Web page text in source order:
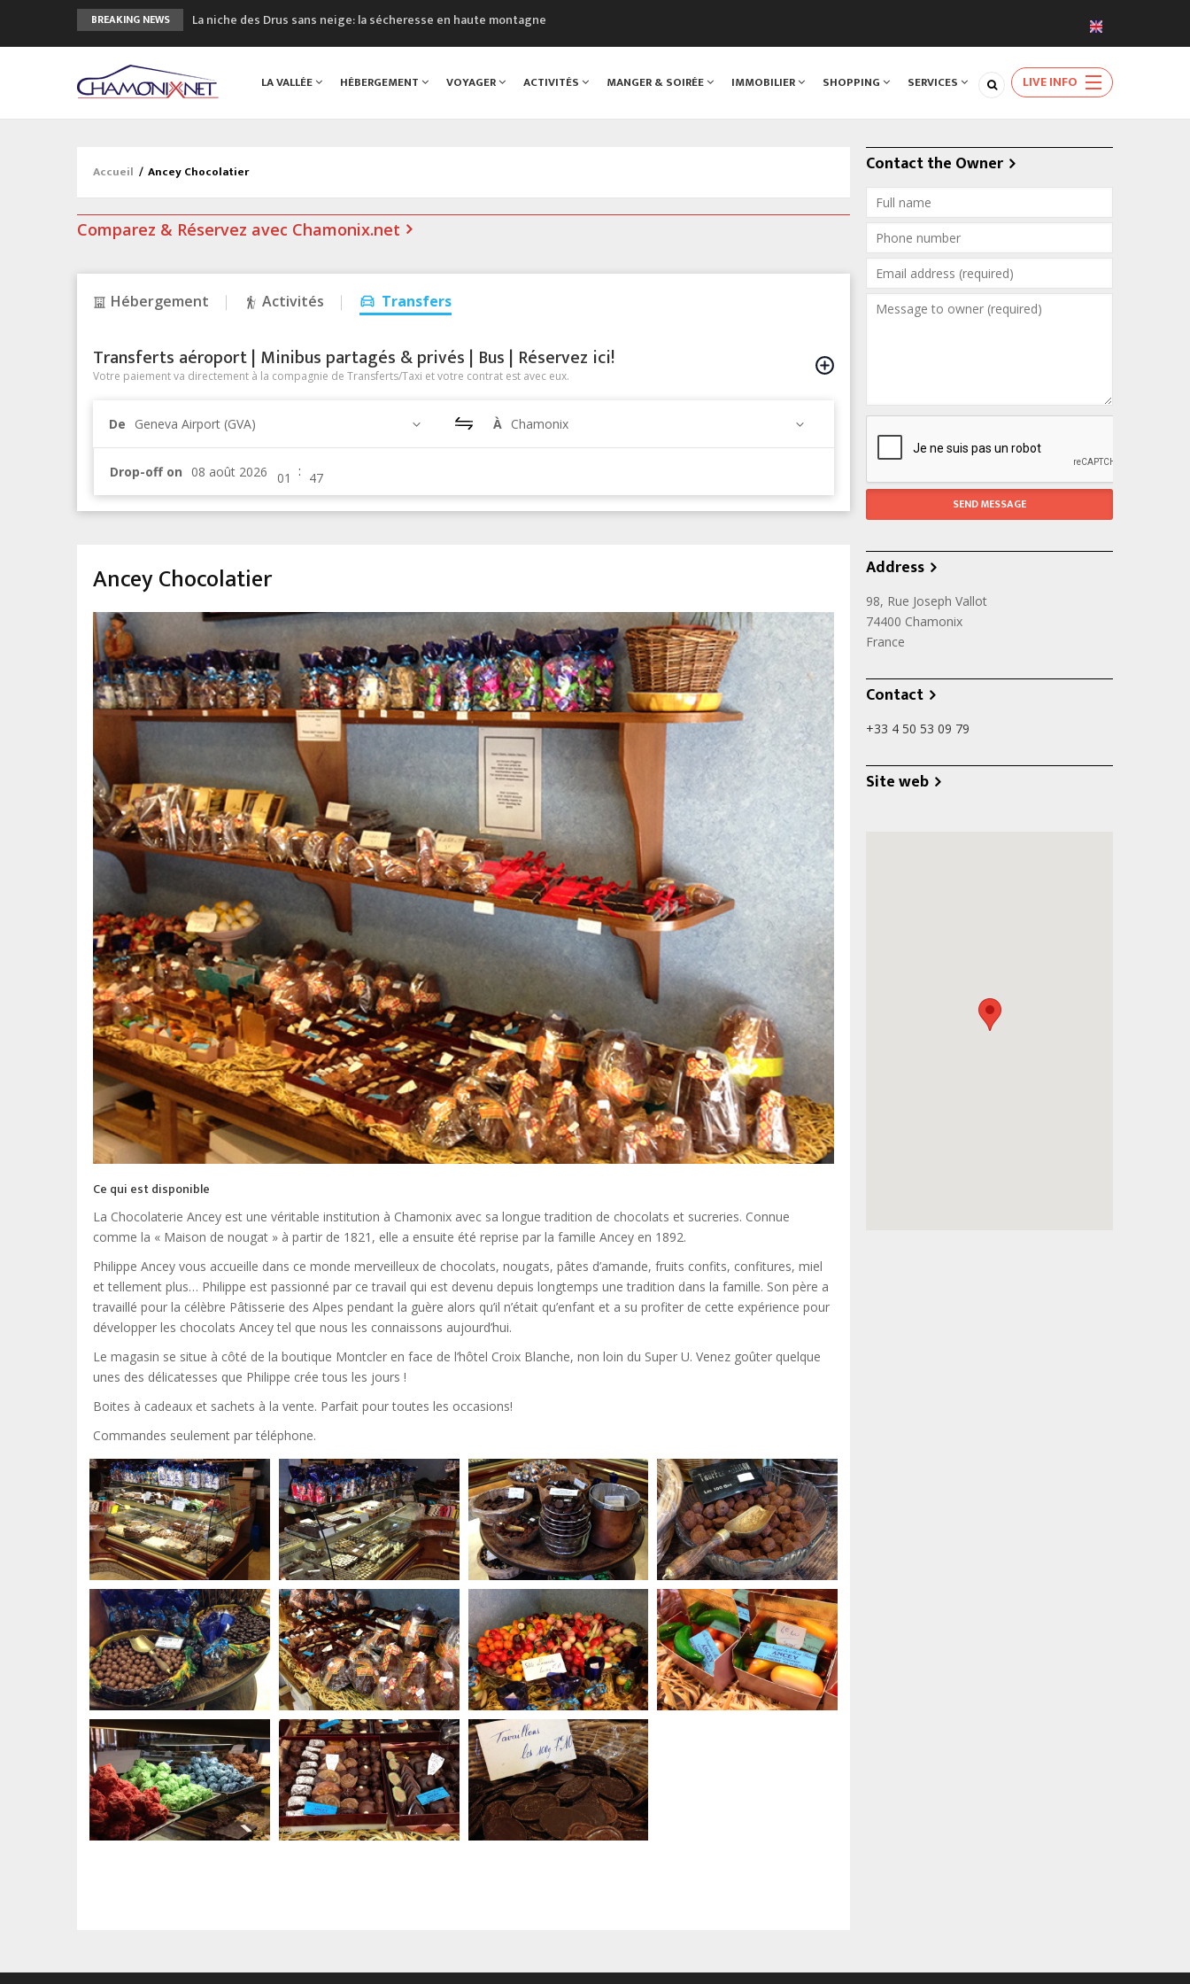
BREAKING NEWS
La niche des Drus sans neige: la sécheresse en haute montagne
Craft ouvre un nouveau magasin de course à pied à Chamonix
3eme Chamonix Vallée Classics Festival
LA VALLÉE HÉBERGEMENT VOYAGER ACTIVITÉS MANGER & SOIRÉE IMMOBILIER SHOPPING SERVICES LIVE INFO
Accueil / Ancey Chocolatier
Comparez & Réservez avec Chamonix.net
Hébergement Activités Transfers
Transferts aéroport | Minibus partagés & privés | Bus | Réservez ici!
Votre paiement va directement à la compagnie de Transferts/Taxi et votre contrat est avec eux.
De Geneva Airport (GVA) À Chamonix
Drop-off on :
Ancey Chocolatier
Ce qui est disponible
La Chocolaterie Ancey est une véritable institution à Chamonix avec sa longue tradition de chocolats et sucreries. Connue
comme la « Maison de nougat » à partir de 1821, elle a ensuite été reprise par la famille Ancey en 1892.
Philippe Ancey vous accueille dans ce monde merveilleux de chocolats, nougats, pâtes d’amande, fruits confits, confitures, miel
et tellement plus… Philippe est passionné par ce travail qui est devenu depuis longtemps une tradition dans la famille. Son père a
travaillé pour la célèbre Pâtisserie des Alpes pendant la guère alors qu’il n’était qu’enfant et a su profiter de cette expérience pour
développer les chocolats Ancey tel que nous les connaissons aujourd’hui.
Le magasin se situe à côté de la boutique Montcler en face de l’hôtel Croix Blanche, non loin du Super U. Venez goûter quelque
unes des délicatesses que Philippe crée tous les jours !
Boites à cadeaux et sachets à la vente. Parfait pour toutes les occasions!
Commandes seulement par téléphone.
Contact the Owner
Address
98, Rue Joseph Vallot
74400 Chamonix
France
Contact
+33 4 50 53 09 79
Site web